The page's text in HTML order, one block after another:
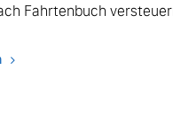
Fahrtenbuch